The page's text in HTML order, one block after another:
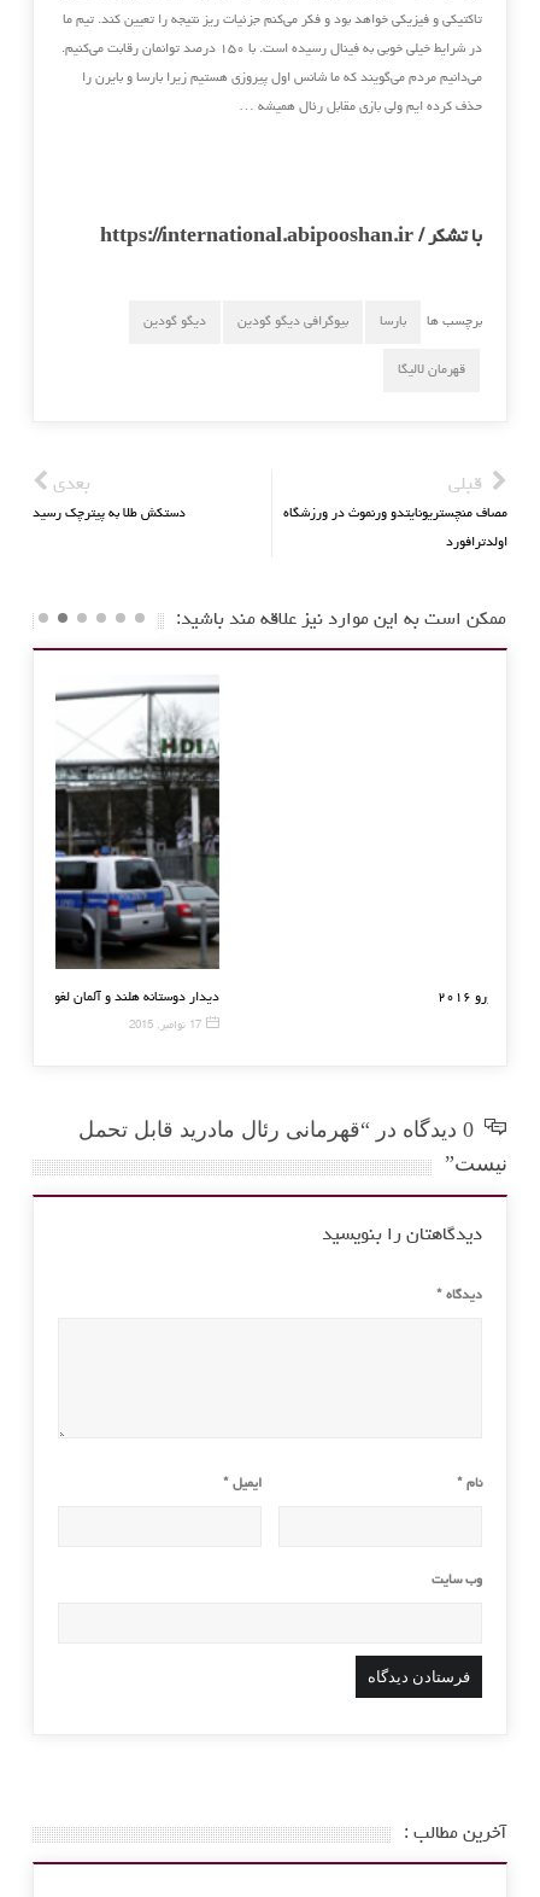
تاکتیکی و فیزیکی خواهد بود و فکر می‌کنم جزئیات ریز نتیجه را تعیین کند. تیم ما
در شرایط خیلی خوبی به فینال رسیده است. با ۱۵۰ درصد توانمان رقابت می‌کنیم.
می‌دانیم مردم می‌گویند که ما شانس اول پیروزی هستیم زیرا بارسا و بایرن را
حذف کرده ایم ولی بازی مقابل رئال همیشه …
با تشکر / https://international.abipooshan.ir
برچسب ها بارسا بیوگرافی دیگو گودین دیگو گودین
قهرمان لالیگا
قبلی
مصاف منچستریونایتدو ورنموث در ورزشگاه
اولدترافورد
بعدی
دستکش طلا به پیترچک رسید
ممکن است به این موارد نیز علاقه مند باشید:
دیدار رونالدو و ابراهیموویچ ناکامان یورو ۲۰۱۶
0 دیدگاه در “قهرمانی رئال مادرید قابل تحمل
نیست”
دیدگاهتان را بنویسید
دیدگاه *
نام * ایمیل*
وب‌ سایت
آخرین مطالب :